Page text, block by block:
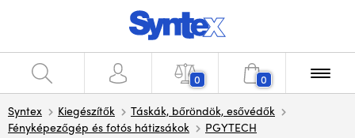
0 0
Syntex Kiegészítők
Táskák, bőröndök, esővédők
Fényképezőgép és fotós hátizsákok
PGYTECH